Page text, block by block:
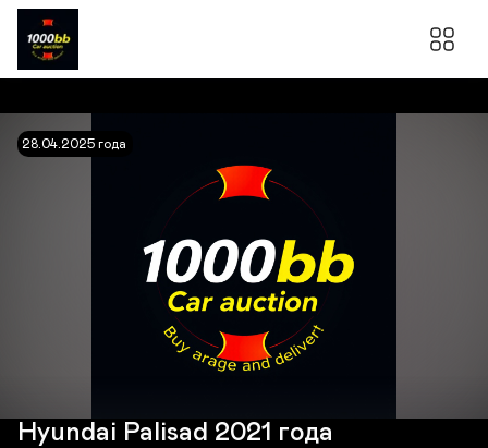
28.04.2025 года
Hyundai Palisad 2021 года